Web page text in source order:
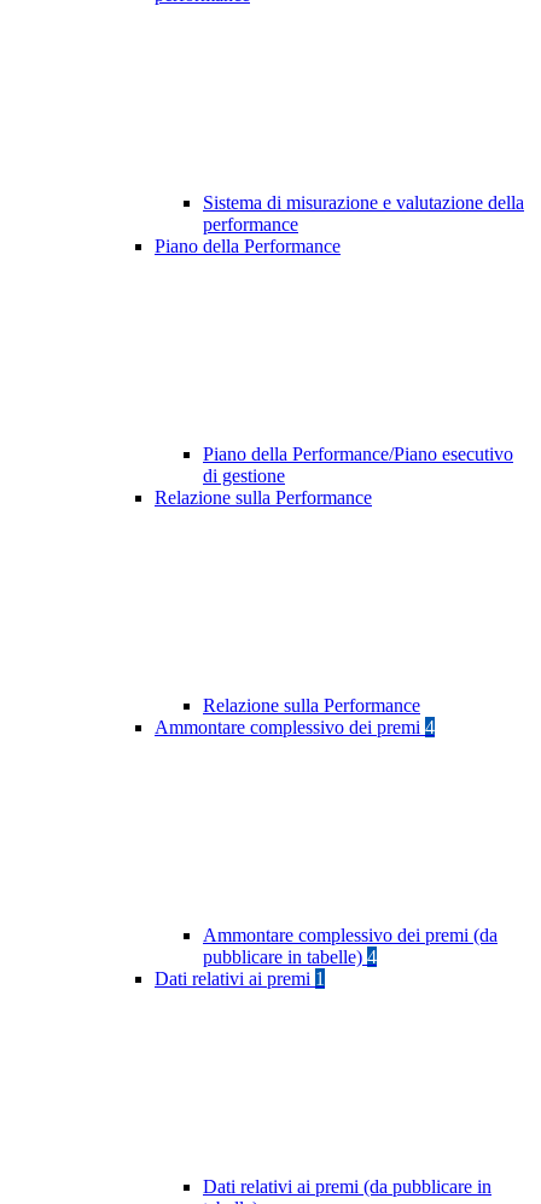
Sistema di misurazione e valutazione della
performance
Piano della Performance
Piano della Performance/Piano esecutivo
di gestione
Relazione sulla Performance
Relazione sulla Performance
Ammontare complessivo dei premi 4
Ammontare complessivo dei premi (da
pubblicare in tabelle) 4
Dati relativi ai premi 1
Dati relativi ai premi (da pubblicare in